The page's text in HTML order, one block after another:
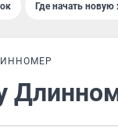
Где начать